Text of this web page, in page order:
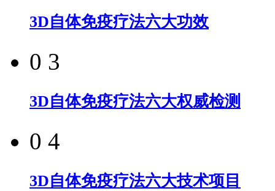
3D自体免疫疗法六大功效
0 3
3D自体免疫疗法六大权威检测
0 4
3D自体免疫疗法六大技术项目